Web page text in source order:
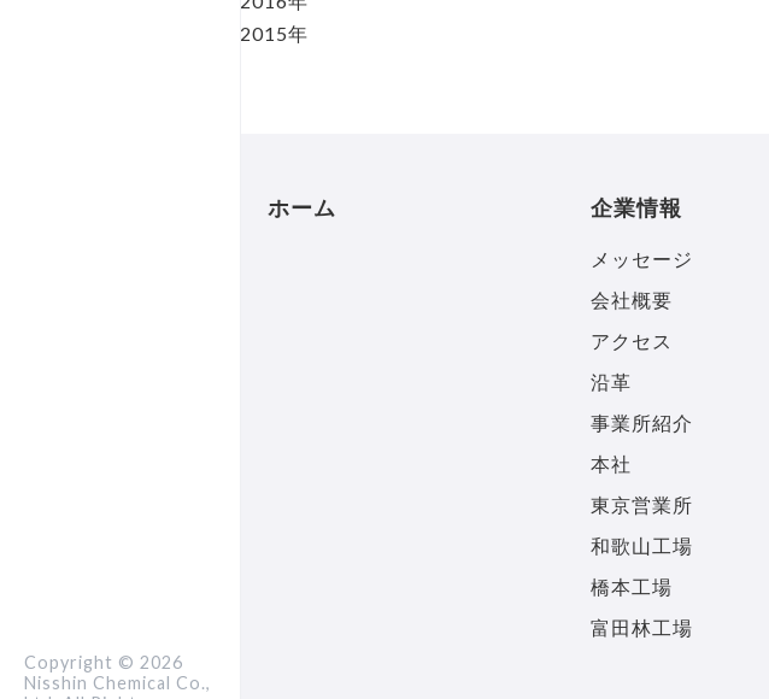
Copyright © 2026
Nisshin Chemical Co.,
2015年
ホーム 企業情報
メッセージ
会社概要
アクセス
沿革
事業所紹介
本社
東京営業所
和歌山工場
橋本工場
富田林工場